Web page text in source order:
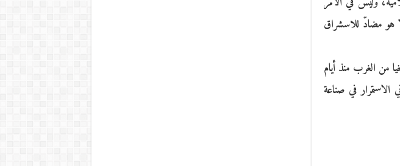
هو مضادّ للاسشراق
من الغرب منذ أيام
في صناعة